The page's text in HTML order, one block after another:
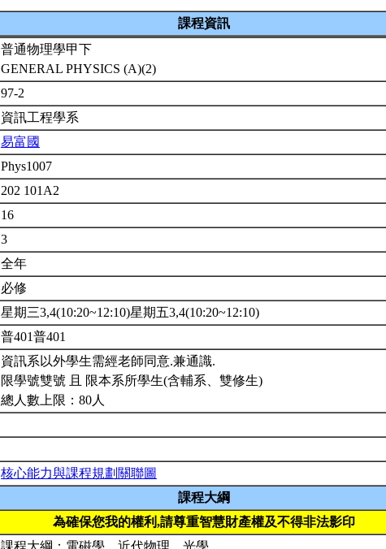
課程資訊
普通物理學甲下
GENERAL PHYSICS (A)(2)
97-2
資訊工程學系
易富國
Phys1007
202 101A2
16
3
全年
必修
星期三3,4(10:20~12:10)星期五3,4(10:20~12:10)
普401普401
資訊系以外學生需經老師同意.兼通識.
限學號雙號 且 限本系所學生(含輔系、雙修生)
總人數上限：80人
核心能力與課程規劃關聯圖
課程大綱
為確保您我的權利,請尊重智慧財產權及不得非法影印
課程大綱：電磁學，近代物理，光學